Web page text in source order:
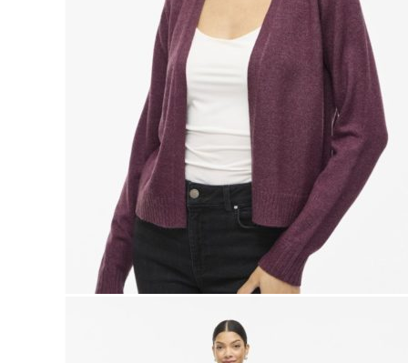
Hameet
Naisten housut
Leggingsit ja collegehousut
Naisten housut
Naisten farkut
Caprit ja shortsit
Naisten asusteet
Vyöt ja korut
Naisten päähineet, huivit ja käsineet
Naisten yöasut ja alusvaatteet
Naisten alusvaatteet
Sukat ja sukkahousut
Naisten yöasut
Naisten aamutakit ja kylpytakit
Naisten takit
Naisten kevät-ja syystakit
Naisten nahkatakit